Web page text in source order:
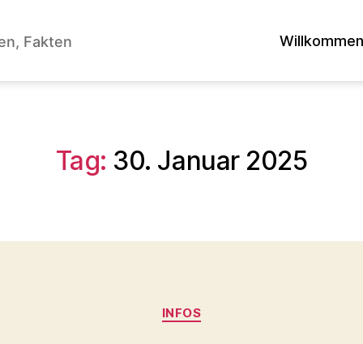
Fakten Willkommen
Tag: 30. Januar 2025
Kategorien
INFOS